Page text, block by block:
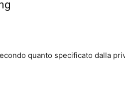
quanto specificato dalla